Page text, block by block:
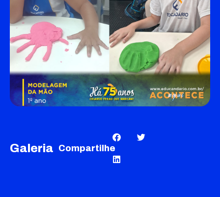
Galeria Compartilhe